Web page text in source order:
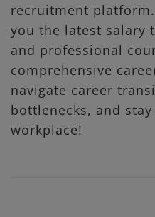
recruitment
you the latest salary
and professional
comprehensive
navigate career
bottlenecks, and
workplace!